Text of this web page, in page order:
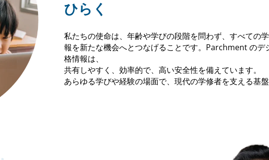
ひらく
私たちの使命は、年齢や学びの段階を問わず、すべての
報を新たな機会へとつなげることです。Parchment のデ
格情報は、
共有しやすく、効率的で、高い安全性を備えています。
あらゆる学びや経験の場面で、現代の学修者を支える基盤